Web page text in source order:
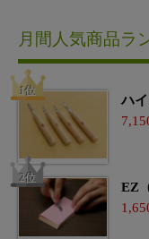
月間人気商品ラ
ハ
EZ